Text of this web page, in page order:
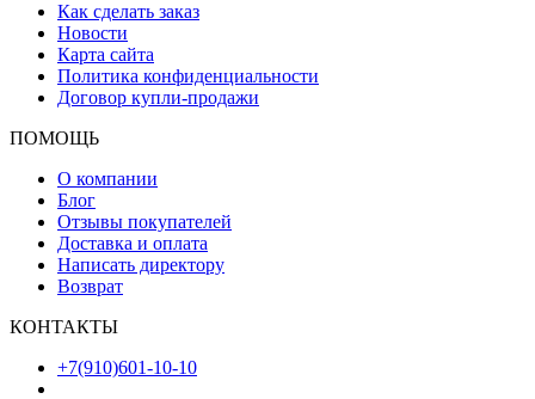
Как сделать заказ
Новости
Карта сайта
Политика конфиденциальности
Договор купли-продажи
ПОМОЩЬ
О компании
Блог
Отзывы покупателей
Доставка и оплата
Написать директору
Возврат
КОНТАКТЫ
+7(910)601-10-10